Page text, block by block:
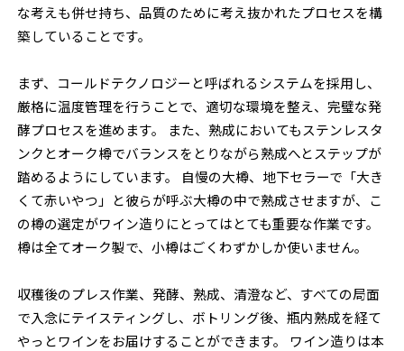
な考えも併せ持ち、品質のために考え抜かれたプロセスを構
築していることです。
まず、コールドテクノロジーと呼ばれるシステムを採用し、
厳格に温度管理を行うことで、適切な環境を整え、完璧な発
酵プロセスを進めます。 また、熟成においてもステンレスタ
ンクとオーク樽でバランスをとりながら熟成へとステップが
踏めるようにしています。 自慢の大樽、地下セラーで「大き
くて赤いやつ」と彼らが呼ぶ大樽の中で熟成させますが、こ
の樽の選定がワイン造りにとってはとても重要な作業です。
樽は全てオーク製で、小樽はごくわずかしか使いません。
収穫後のプレス作業、発酵、熟成、清澄など、すべての局面
で入念にテイスティングし、ボトリング後、瓶内熟成を経て
やっとワインをお届けすることができます。 ワイン造りは本